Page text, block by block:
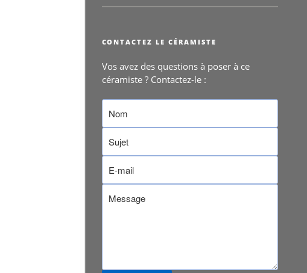
CONTACTEZ LE CÉRAMISTE
Vos avez des questions à poser à ce
céramiste ? Contactez-le :